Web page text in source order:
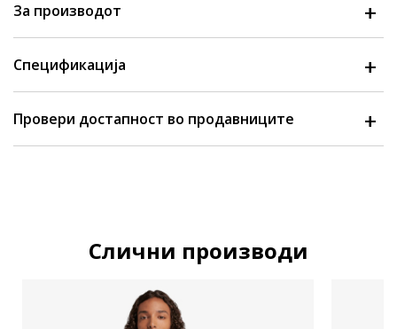
За производот
Спецификација
Провери достапност во продавниците
Слични производи